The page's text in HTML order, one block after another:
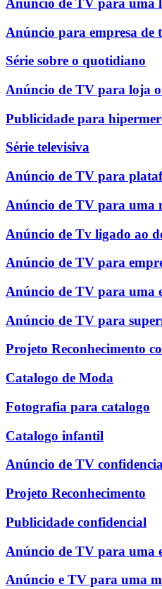
Anúncio de TV para uma
Anúncio para empresa de
Série sobre o quotidiano
Anúncio de TV para loja
Publicidade para
Série televisiva
Anúncio de TV para
Anúncio de TV para uma
Anúncio de Tv ligado ao
Anúncio de TV para
Anúncio de TV para uma
Anúncio de TV para
Projeto Reconhecimento
Catalogo de Moda
Fotografia para catalogo
Catalogo infantil
Anúncio de TV
Projeto Reconhecimento
Publicidade confidencial
Anúncio de TV para uma
Anúncio e TV para uma